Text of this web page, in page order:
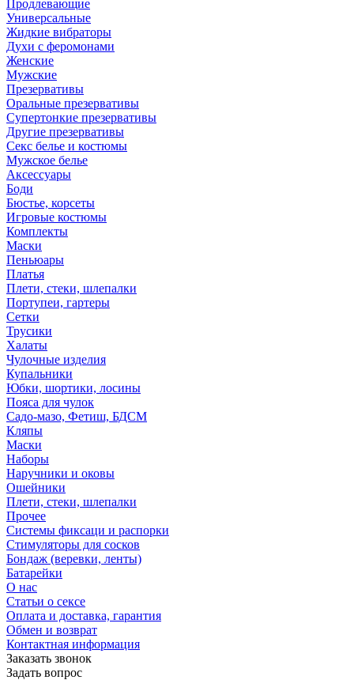
Продлевающие
Универсальные
Жидкие вибраторы
Духи с феромонами
Женские
Мужские
Презервативы
Оральные презервативы
Супертонкие презервативы
Другие презервативы
Секс белье и костюмы
Мужское белье
Аксессуары
Боди
Бюстье, корсеты
Игровые костюмы
Комплекты
Маски
Пеньюары
Платья
Плети, стеки, шлепалки
Портупеи, гартеры
Сетки
Трусики
Халаты
Чулочные изделия
Купальники
Юбки, шортики, лосины
Пояса для чулок
Садо-мазо, Фетиш, БДСМ
Кляпы
Маски
Наборы
Наручники и оковы
Ошейники
Плети, стеки, шлепалки
Прочее
Системы фиксаци и распорки
Стимуляторы для сосков
Бондаж (веревки, ленты)
Батарейки
О нас
Статьи о сексе
Оплата и доставка, гарантия
Обмен и возврат
Контактная информация
Заказать звонок
Задать вопрос